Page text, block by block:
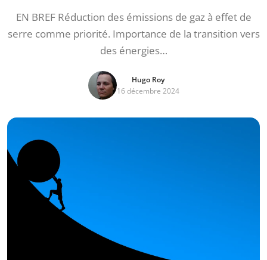
EN BREF Réduction des émissions de gaz à effet de
serre comme priorité. Importance de la transition vers
des énergies…
Hugo Roy
16 décembre 2024